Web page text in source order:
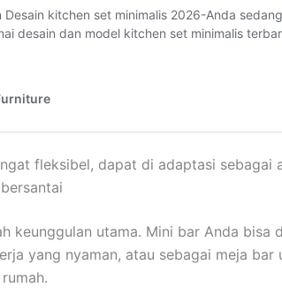
fleksibel, dapat di adaptasi sebagai
keunggulan utama. Mini bar Anda bisa
yang nyaman, atau sebagai meja